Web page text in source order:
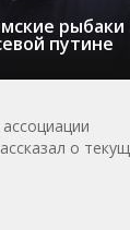
рыбаки
путине
о